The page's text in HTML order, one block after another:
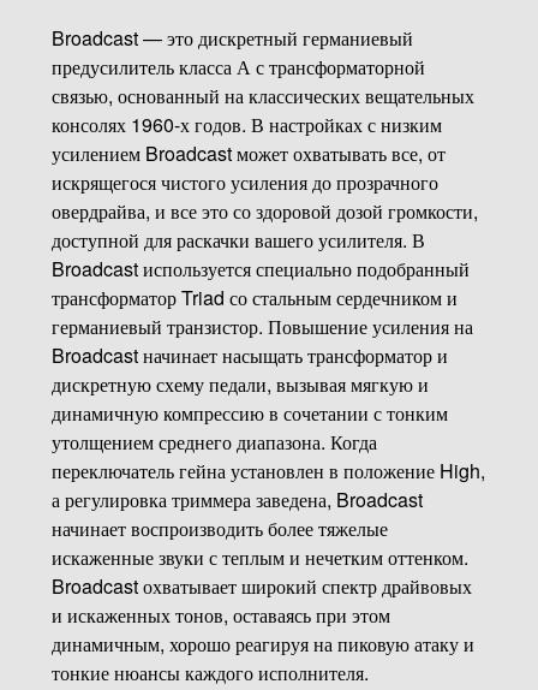
Broadcast — это дискретный германиевый
предусилитель класса А с трансформаторной
связью, основанный на классических вещательных
консолях 1960-х годов. В настройках с низким
усилением Broadcast может охватывать все, от
искрящегося чистого усиления до прозрачного
овердрайва, и все это со здоровой дозой громкости,
доступной для раскачки вашего усилителя. В
Broadcast используется специально подобранный
трансформатор Triad со стальным сердечником и
германиевый транзистор. Повышение усиления на
Broadcast начинает насыщать трансформатор и
дискретную схему педали, вызывая мягкую и
динамичную компрессию в сочетании с тонким
утолщением среднего диапазона. Когда
переключатель гейна установлен в положение High,
а регулировка триммера заведена, Broadcast
начинает воспроизводить более тяжелые
искаженные звуки с теплым и нечетким оттенком.
Broadcast охватывает широкий спектр драйвовых
и искаженных тонов, оставаясь при этом
динамичным, хорошо реагируя на пиковую атаку и
тонкие нюансы каждого исполнителя.